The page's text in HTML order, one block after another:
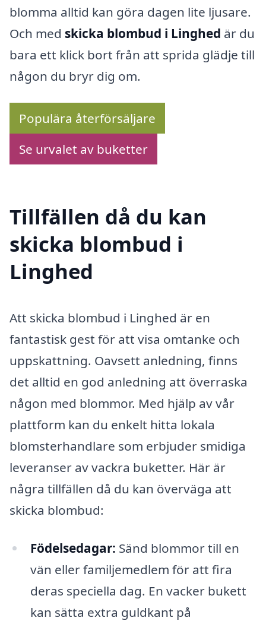
blomma alltid kan göra dagen lite ljusare.
Och med skicka blombud i Linghed är du
bara ett klick bort från att sprida glädje till
någon du bryr dig om.
Populära återförsäljare
Se urvalet av buketter
Tillfällen då du kan
skicka blombud i
Linghed
Att skicka blombud i Linghed är en
fantastisk gest för att visa omtanke och
uppskattning. Oavsett anledning, finns
det alltid en god anledning att överraska
någon med blommor. Med hjälp av vår
plattform kan du enkelt hitta lokala
blomsterhandlare som erbjuder smidiga
leveranser av vackra buketter. Här är
några tillfällen då du kan överväga att
skicka blombud:
Födelsedagar: Sänd blommor till en
vän eller familjemedlem för att fira
deras speciella dag. En vacker bukett
kan sätta extra guldkant på